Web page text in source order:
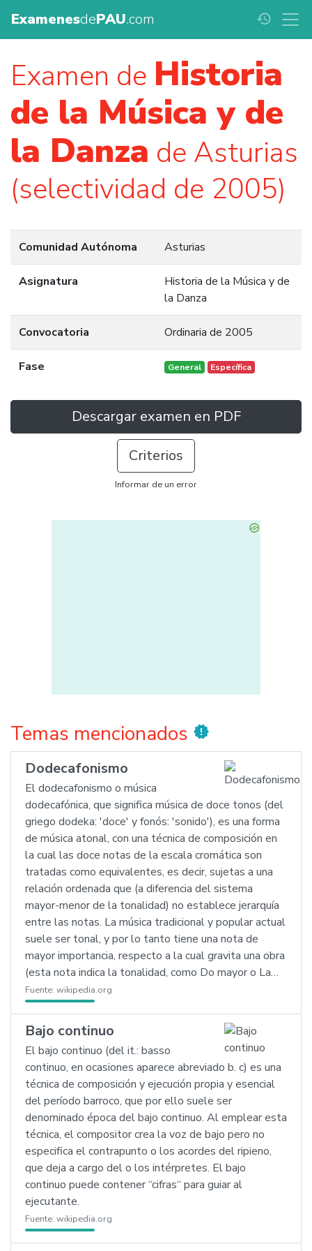
ExamenesdePAU.com history
Examen de Historia
de la Música y de
la Danza de Asturias
(selectividad de 2005)
Comunidad Autónoma Asturias
Asignatura
Historia de la Música y de
la Danza
Convocatoria Ordinaria de 2005
Fase General Específica
Descargar examen en PDF
Criterios
Informar de un error
Temas mencionados new_releases
Dodecafonismo
El dodecafonismo o música
dodecafónica, que significa música de doce tonos (del
griego dodeka: 'doce' y fonós: 'sonido'), es una forma
de música atonal, con una técnica de composición en
la cual las doce notas de la escala cromática son
tratadas como equivalentes, es decir, sujetas a una
relación ordenada que (a diferencia del sistema
mayor-menor de la tonalidad) no establece jerarquía
entre las notas. La música tradicional y popular actual
suele ser tonal, y por lo tanto tiene una nota de
mayor importancia, respecto a la cual gravita una obra
(esta nota indica la tonalidad, como Do mayor o La…
Fuente: wikipedia.org
Bajo continuo
El bajo continuo (del it.: basso
continuo, en ocasiones aparece abreviado b. c) es una
técnica de composición y ejecución propia y esencial
del período barroco, que por ello suele ser
denominado época del bajo continuo. Al emplear esta
técnica, el compositor crea la voz de bajo pero no
especifica el contrapunto o los acordes del ripieno,
que deja a cargo del o los intérpretes. El bajo
continuo puede contener ‘‘cifras‘‘ para guiar al
ejecutante.
Fuente: wikipedia.org